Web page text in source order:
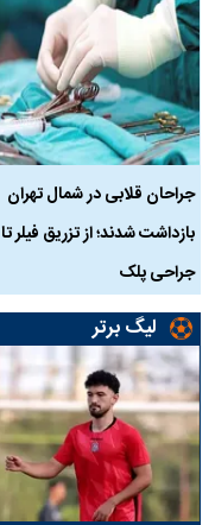
جراحان قلابی در شمال تهران
بازداشت شدند؛ از تزریق فیلر تا
جراحی پلک
لیگ برتر